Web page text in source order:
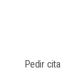
Pedir cita